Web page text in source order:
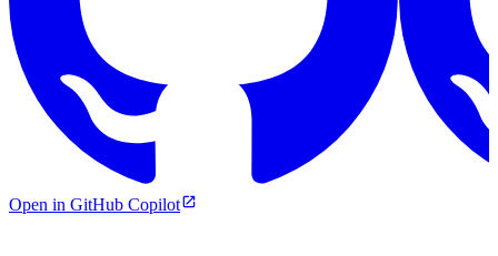
Open in GitHub Copilot